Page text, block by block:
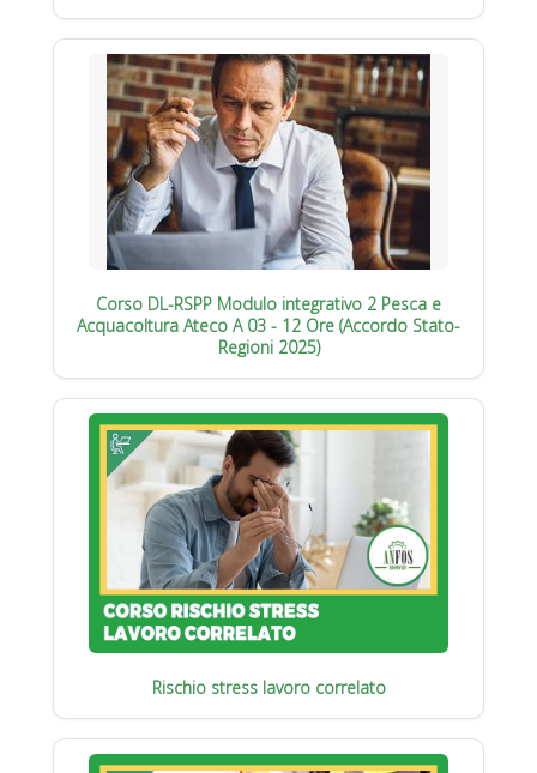
Corso DL-RSPP Modulo integrativo 2 Pesca e
Acquacoltura Ateco A 03 - 12 Ore (Accordo Stato-
Regioni 2025)
Rischio stress lavoro correlato